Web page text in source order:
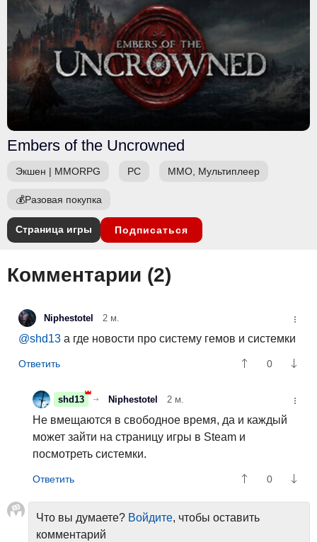
Embers of the Uncrowned
Экшен | MMORPG PC ММО, Мультиплеер
💰Разовая покупка
Страница игры Подписаться
Комментарии (2)
Niphestotel 2 м.
@shd13 а где новости про систему гемов и системки
0
shd13 Niphestotel 2 м.
Не вмещаются в свободное время, да и каждый
может зайти на страницу игры в Steam и
посмотреть системки.
0
Что вы думаете? Войдите, чтобы оставить
комментарий